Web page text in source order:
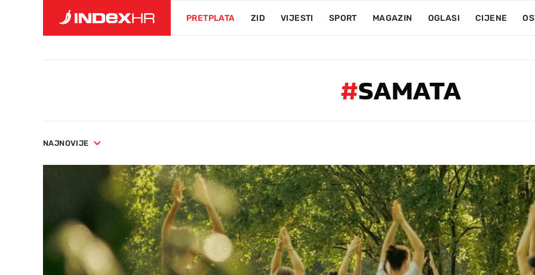
PRETPLATA ZID VIJESTI SPORT MAGAZIN OGLASI CIJENE
#SAMATA
NAJNOVIJE